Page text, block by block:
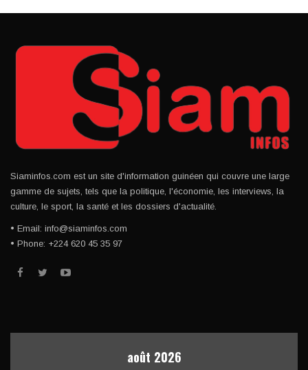
Siaminfos.com est un site d'information guinéen qui couvre une large
gamme de sujets, tels que la politique, l'économie, les interviews, la
culture, le sport, la santé et les dossiers d'actualité.
• Email: info@siaminfos.com
• Phone: +224 620 45 35 97
août 2026